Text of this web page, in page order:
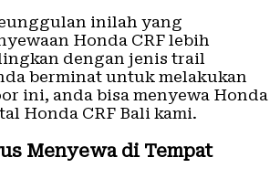
inilah yang
Honda CRF lebih
dengan jenis trail
berminat untuk melakukan
ini, anda bisa menyewa Honda
Honda CRF Bali kami.
Menyewa di Tempat